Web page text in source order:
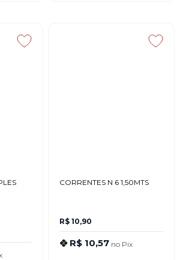
CORRENTES N 6 1,50MTS
R$ 10,90
R$ 10,57 no Pix